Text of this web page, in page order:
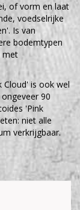
of vorm en laat
voedselrijke
Is van
bodemtypen
met
Cloud' is ook wel
90
'Pink
niet alle
verkrijgbaar.